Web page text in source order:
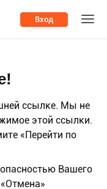
Вход
ссылке. Мы не
этой ссылки.
«Перейти по
Вашего